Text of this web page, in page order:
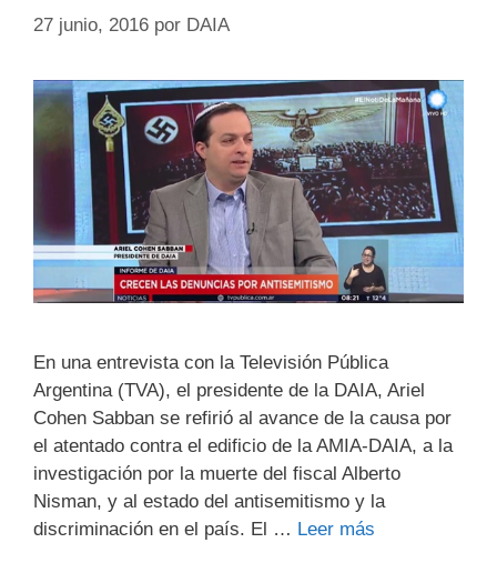
27 junio, 2016 por DAIA
En una entrevista con la Televisión Pública
Argentina (TVA), el presidente de la DAIA, Ariel
Cohen Sabban se refirió al avance de la causa por
el atentado contra el edificio de la AMIA-DAIA, a la
investigación por la muerte del fiscal Alberto
Nisman, y al estado del antisemitismo y la
discriminación en el país. El … Leer más